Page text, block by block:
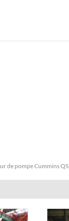
de pompe Cummins